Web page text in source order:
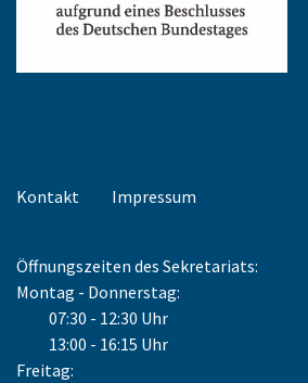
Kontakt Impressum
Öffnungszeiten des Sekretariats:
Montag - Donnerstag:
07:30 - 12:30 Uhr
13:00 - 16:15 Uhr
Freitag: